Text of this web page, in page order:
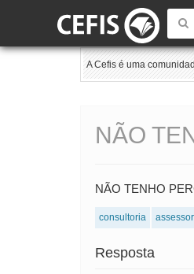
A Cefis é uma
NÃO
NÃO TENHO
consultoria
Resposta